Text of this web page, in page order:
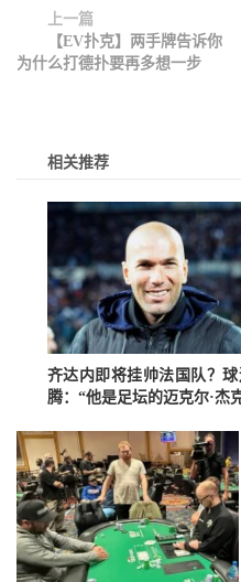
上一篇
【EV扑克】两手牌告诉你
为什么打德扑要再多想一步
相关推荐
齐达内即将挂帅法国队？球
腾：“他是足坛的迈克尔·杰